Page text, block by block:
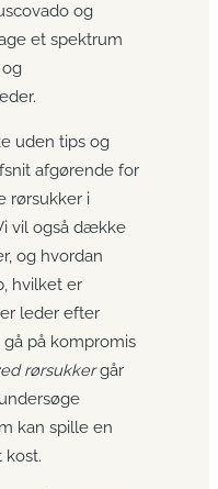
og
et spektrum
uden tips og
afgørende for
rørsukker i
vil også dække
og hvordan
hvilket er
leder efter
på kompromis
rørsukkergår
kan spille en
kost.